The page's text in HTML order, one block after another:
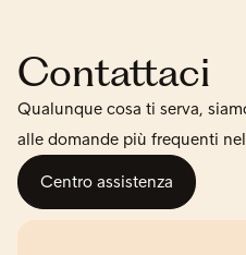
Contattaci
Qualunque cosa ti serva,
alle domande più frequenti
Centro assistenza